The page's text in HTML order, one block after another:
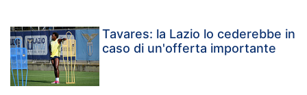
Tavares: la Lazio lo cederebbe in
caso di un'offerta importante